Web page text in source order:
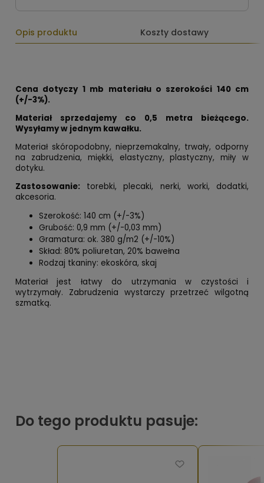
Opis produktu Koszty dostawy
Cena dotyczy 1 mb materiału o szerokości 140 cm
(+/-3%).
Materiał sprzedajemy co 0,5 metra bieżącego.
Wysyłamy w jednym kawałku.
Materiał skóropodobny, nieprzemakalny, trwały, odporny
na zabrudzenia, miękki, elastyczny, plastyczny, miły w
dotyku.
Zastosowanie: torebki, plecaki, nerki, worki, dodatki,
akcesoria.
Szerokość: 140 cm (+/-3%)
Grubość: 0,9 mm (+/-0,03 mm)
Gramatura: ok. 380 g/m2 (+/-10%)
Skład: 80% poliuretan, 20% bawełna
Rodzaj tkaniny: ekoskóra, skaj
Materiał jest łatwy do utrzymania w czystości i
wytrzymały. Zabrudzenia wystarczy przetrzeć wilgotną
szmatką.
Do tego produktu pasuje: